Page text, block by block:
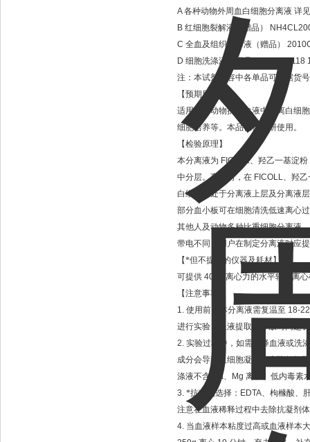
A各种动物外周血白细胞分离液 详
B 红细胞裂解液（赠品）
C 全血及组织稀释液（赠品）
D 细胞洗涤液（赠品）
2010X1118
注：本试剂内容中各单品可根据货
【预期用途】
适用于从动物抗凝血液中分离白细
细胞培养等。本品仅供科研使用。
【检验原理】
本分离液为 FICOLL、羟乙一基淀粉
中分层。离心时，在 FICOLL、羟
白细胞仍处于分离液上层及分离液
部分血小板可在细胞清洗低速离心
其他人及动物多种比重细胞分离液
带电不同，用户在制定分离液时应
【*但不提供的仪器及耗材】
可提供 400g 离心力的水平转子离
【注意事项】
1. 使用前，本分离液需复温至 18-22
进行实验，血液提取后存放时间越
2. 实验过程中，如需稀释血液或洗
成分会导致血细胞凝集大大降低细
涤液不含
Ca、 Mg 离子、低内毒素
3. *抗凝剂选择： EDTA、枸橼酸、
注意在血液稀释过程中去除抗凝剂
4. 当血液样本粘度过高或血液样本